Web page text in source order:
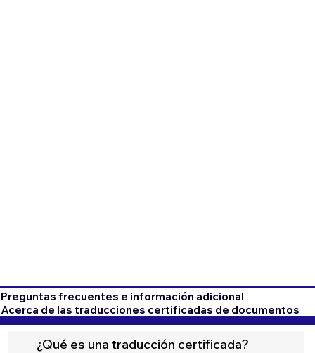
Preguntas frecuentes e información adicional
Acerca de las traducciones certificadas de documentos
¿Qué es una traducción certificada?